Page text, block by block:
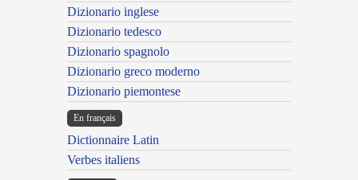
Dizionario inglese
Dizionario tedesco
Dizionario spagnolo
Dizionario greco moderno
Dizionario piemontese
En français
Dictionnaire Latin
Verbes italiens